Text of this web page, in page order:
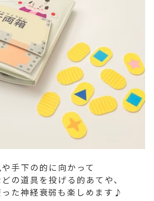
や手下の的に向かって
の道具を投げる的あてや、
た神経衰弱も楽しめます♪